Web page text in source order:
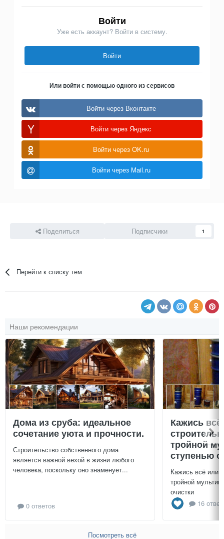
Войти
Уже есть аккаунт? Войти в систему.
Войти
Или войти с помощью одного из сервисов
Войти через Вконтакте
Войти через Яндекс
Войти через OK.ru
Войти через Mail.ru
Поделиться Подписчики 1
Перейти к списку тем
Наши рекомендации
Дома из сруба: идеальное
сочетание уюта и прочности.
Строительство собственного дома
является важной вехой в жизни любого
человека, поскольку оно знаменует...
0 ответов
Кажись
тройной
ступенью
Кажись всё или
тройной
очистки
16
Посмотреть всё